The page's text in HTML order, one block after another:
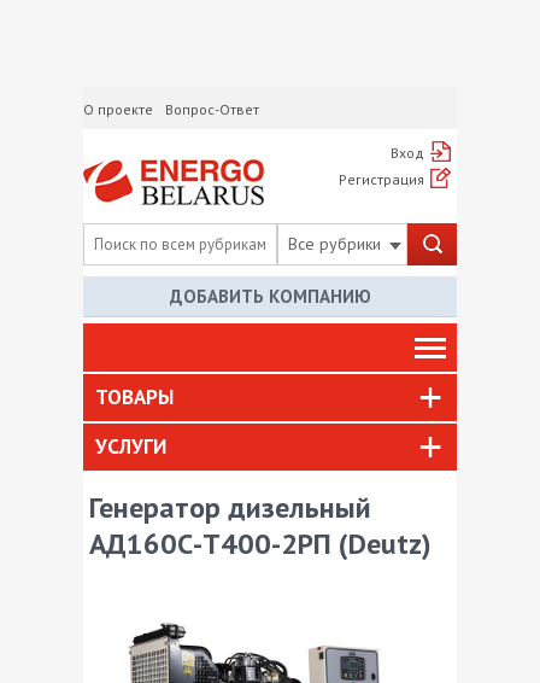
О проекте Вопрос-Ответ
Вход
Регистрация
Все рубрики
ДОБАВИТЬ КОМПАНИЮ
ТОВАРЫ
УСЛУГИ
Генератор дизельный
АД160С-Т400-2РП (Deutz)